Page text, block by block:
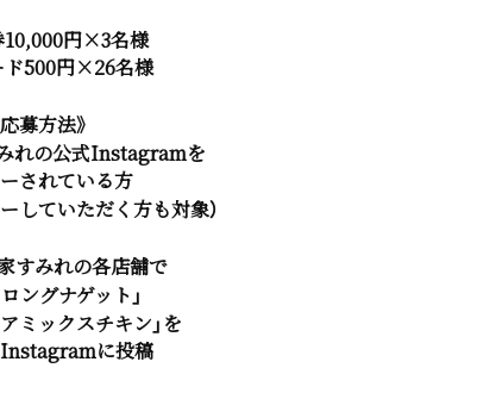
10,000円×3名様
ド500円×26名様
応募方法》
れの公式Instagramを
されている方
していただく方も対象）
すみれの各店舗で
ングナゲット」
ミックスチキン」を
に投稿